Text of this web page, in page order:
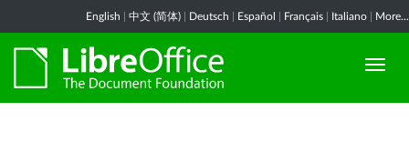
English 中文 (简体) Deutsch Español Français Italiano More...